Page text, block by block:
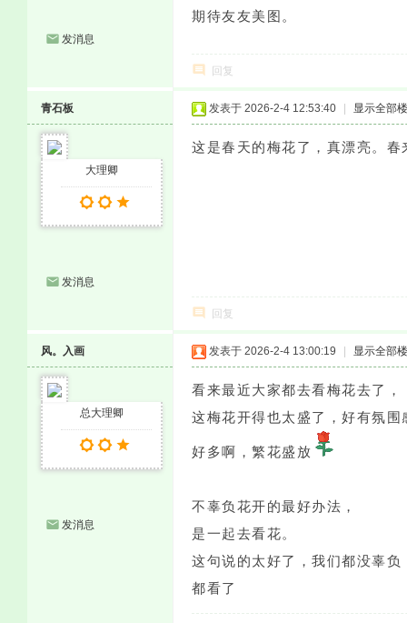
发消息
期待友友美图。
回复
青石板
大理卿
发消息
发表于 2026-2-4 12:53:40 显示全部
这是春天的梅花了，真漂亮。
回复
风。入画
总大理卿
发消息
发表于 2026-2-4 13:00:19 显示全部
看来最近大家都去看梅花去了，
这梅花开得也太盛了，好有氛围
好多啊，繁花盛放
不辜负花开的最好办法，
是一起去看花。
这句说的太好了，我们都没辜负
都看了